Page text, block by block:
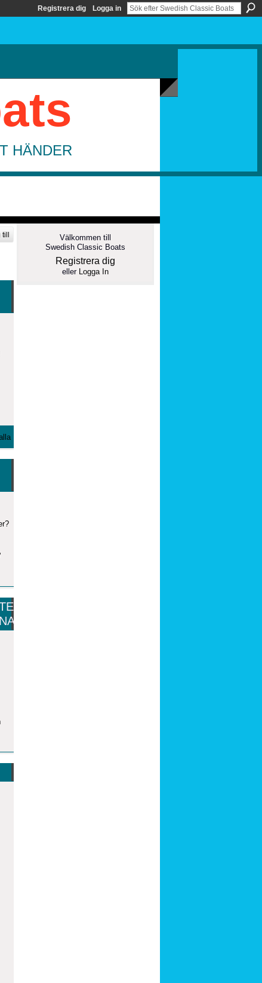
Registrera dig Logga in
HÄNDER
till
Välkommen till
Swedish Classic Boats
Registrera dig
eller Logga In